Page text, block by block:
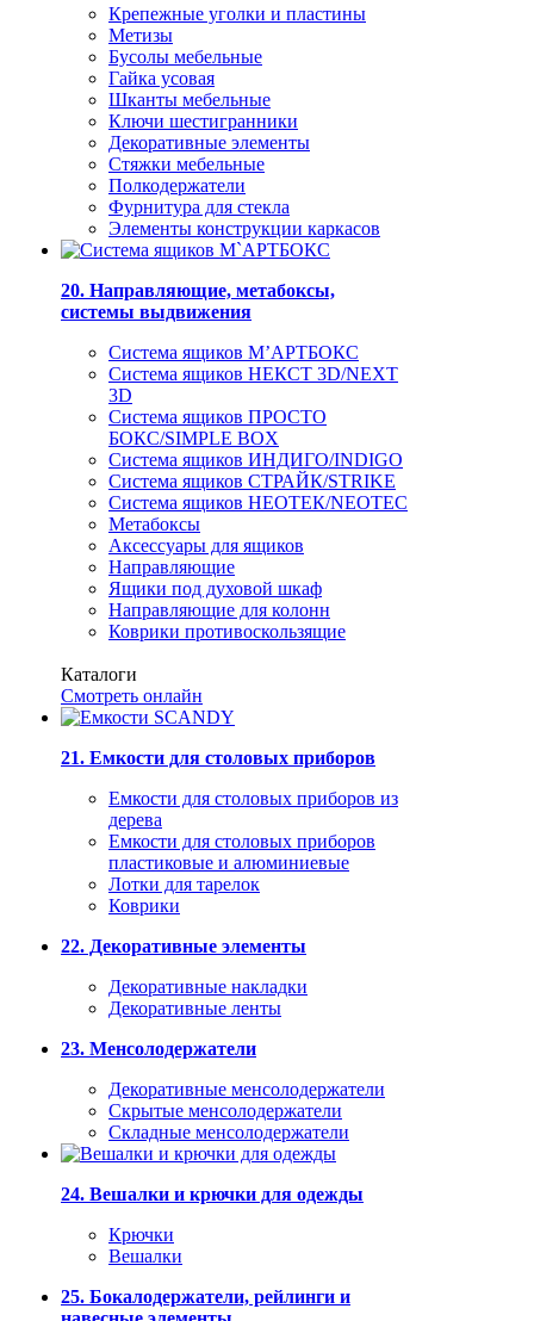
Крепежные уголки и пластины
Метизы
Бусолы мебельные
Гайка усовая
Шканты мебельные
Ключи шестигранники
Декоративные элементы
Стяжки мебельные
Полкодержатели
Фурнитура для стекла
Элементы конструкции каркасов
20. Направляющие, метабоксы,
системы выдвижения
Система ящиков М’АРТБОКС
Система ящиков НЕКСТ 3D/NEXT
3D
Система ящиков ПРОСТО
БОКС/SIMPLE BOX
Система ящиков ИНДИГО/INDIGO
Система ящиков СТРАЙК/STRIKE
Система ящиков НЕОТЕК/NEOTEC
Метабоксы
Аксессуары для ящиков
Направляющие
Ящики под духовой шкаф
Направляющие для колонн
Коврики противоскользящие
Каталоги
Смотреть онлайн
21. Емкости для столовых приборов
Емкости для столовых приборов из
дерева
Емкости для столовых приборов
пластиковые и алюминиевые
Лотки для тарелок
Коврики
22. Декоративные элементы
Декоративные накладки
Декоративные ленты
23. Менсолодержатели
Декоративные менсолодержатели
Скрытые менсолодержатели
Складные менсолодержатели
24. Вешалки и крючки для одежды
Крючки
Вешалки
25. Бокалодержатели, рейлинги и